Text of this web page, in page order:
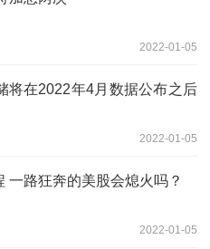
2022-01-05
将在2022年4月数据公布之后
2022-01-05
一路狂奔的美股会熄火吗？
2022-01-05